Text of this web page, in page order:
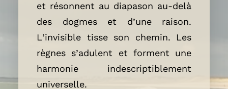
et résonnent au diapason au-delà
des dogmes et d’une raison.
L’invisible tisse son chemin. Les
règnes s’adulent et forment une
harmonie indescriptiblement
universelle.